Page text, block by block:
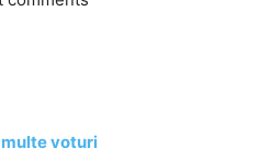
voturi